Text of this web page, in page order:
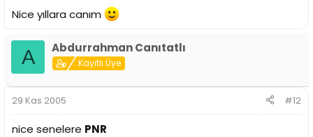
Nice yıllara canım
A Abdurrahman Canıtatlı
Kayıtlı Üye
29 Kas 2005 #12
nice senelere PNR